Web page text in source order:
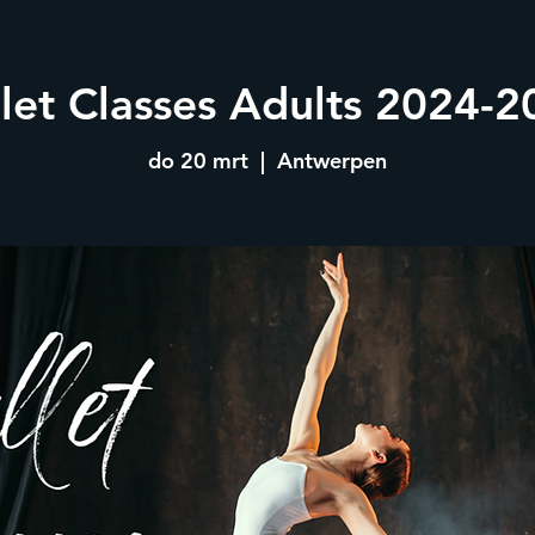
Classes Adults 2024-
do 20 mrt
  |
Antwerpen